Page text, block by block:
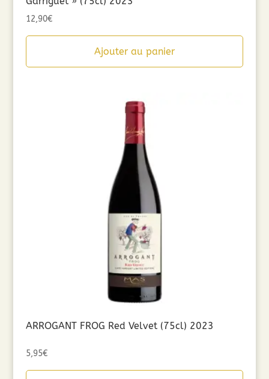
12,90€
Ajouter au panier
ARROGANT FROG Red Velvet (75cl) 2023
5,95€